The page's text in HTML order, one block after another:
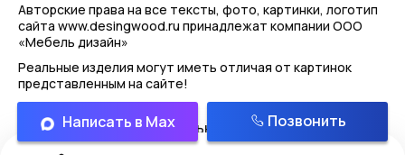
Авторские права на все тексты, фото, картинки, логотип
сайта www.desingwood.ru принадлежат компании ООО
«Мебель дизайн»
Реальные изделия могут иметь отличая от картинок
представленным на сайте!
Политика конфиденциальности
Написать в Max Позвонить